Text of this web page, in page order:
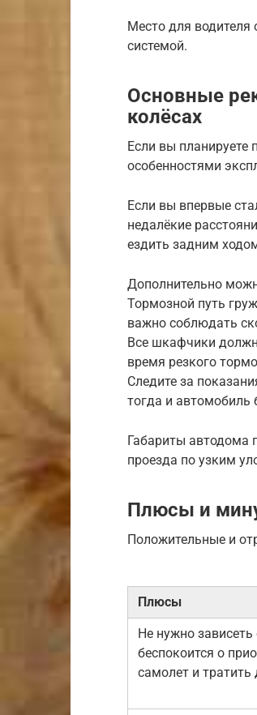
Место для водителя
системой.
Основные
колёсах
Если вы планируете
особенностями
Если вы впервые
недалёкие
ездить задним
Дополнительно
Тормозной путь
важно соблюдать
Все шкафчики
время резкого
Следите за
тогда и автомобиль
Габариты автодома
проезда по узким
Плюсы и
Положительные и
Плюсы
Не нужно зависеть
беспокоится о
самолет и тратить